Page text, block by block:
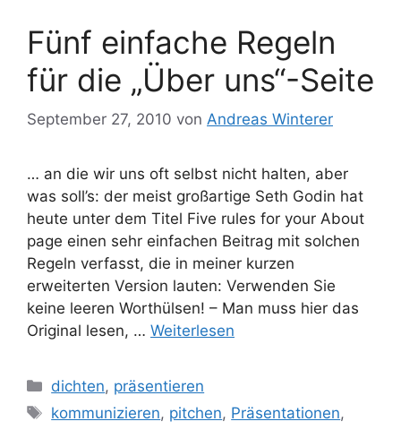
Fünf einfache Regeln
für die „Über uns“-Seite
September 27, 2010 von Andreas Winterer
… an die wir uns oft selbst nicht halten, aber
was soll’s: der meist großartige Seth Godin hat
heute unter dem Titel Five rules for your About
page einen sehr einfachen Beitrag mit solchen
Regeln verfasst, die in meiner kurzen
erweiterten Version lauten: Verwenden Sie
keine leeren Worthülsen! – Man muss hier das
Original lesen, … Weiterlesen
Kategorien
dichten, präsentieren
Schlagwörter
kommunizieren, pitchen, Präsentationen,